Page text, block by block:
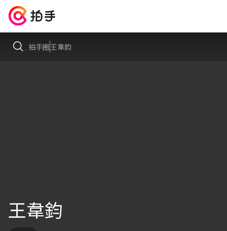
拍手圈王韋鈞
王韋鈞